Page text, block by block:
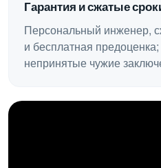
Гарантия и сжатые
Персональный инженер,
и бесплатная
непринятые чужие